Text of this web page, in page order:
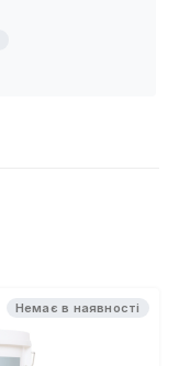
Немає в наявності